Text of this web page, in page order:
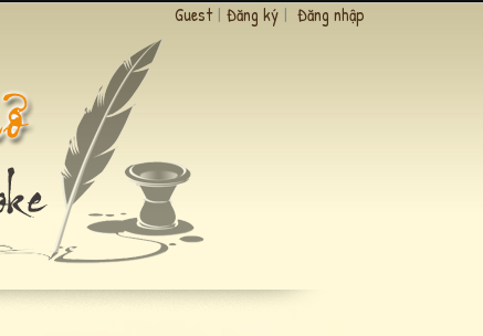
Guest | Đăng ký | Đăng nhập